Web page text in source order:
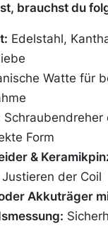
brauchst du
Edelstahl,
Watte für
Schraubendreher
Form
&
der Coil
Akkuträger